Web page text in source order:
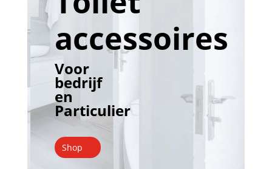
accessoires
Voor
bedrijf
en
Particulier
Shop